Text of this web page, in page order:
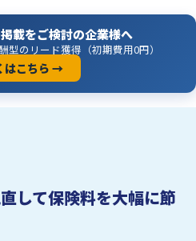
載をご検討の企業様へ
型のリード獲得（初期費用0円）
はこちら →
して保険料を大幅に節